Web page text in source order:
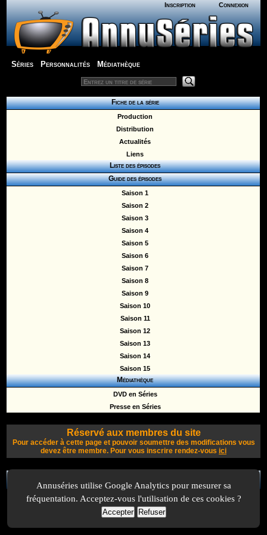
Inscription Connexion
Séries Personnalités Médiathèque
Fiche de la série
Production
Distribution
Actualités
Liens
Liste des épisodes
Guide des épisodes
Saison 1
Saison 2
Saison 3
Saison 4
Saison 5
Saison 6
Saison 7
Saison 8
Saison 9
Saison 10
Saison 11
Saison 12
Saison 13
Saison 14
Saison 15
Médiathèque
DVD en Séries
Presse en Séries
Réservé aux membres du site
Pour accéder à cette page et pouvoir soumettre des modifications vous
devez être membre. Pour vous inscrire rendez-vous ici
-
Annuséries utilise Google Analytics pour mesurer sa
fréquentation. Acceptez-vous l'utilisation de ces cookies ?
Accepter Refuser